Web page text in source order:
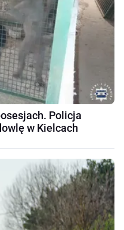
Policja
w Kielcach